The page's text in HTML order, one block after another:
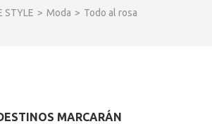
STYLE > Moda > Todo al rosa
MARCARÁN